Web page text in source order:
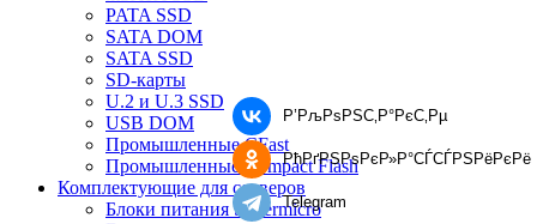
PATA SSD
SATA DOM
SATA SSD
SD-карты
U.2 и U.3 SSD
USB DOM
Промышленные CFast
Промышленные Compact Flash
Комплектующие для серверов
Блоки питания Supermicro
Р’РљРѕРЅС‚Р°РєС‚Рµ
РћРґРЅРѕРєР»Р°СЃСЃРЅРёРєРё
Telegram